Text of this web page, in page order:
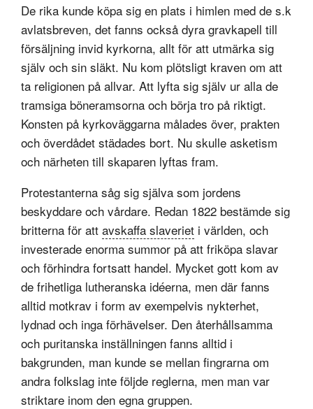
De rika kunde köpa sig en plats i himlen med de s.k
avlatsbreven, det fanns också dyra gravkapell till
försäljning invid kyrkorna, allt för att utmärka sig
själv och sin släkt. Nu kom plötsligt kraven om att
ta religionen på allvar. Att lyfta sig själv ur alla de
tramsiga böneramsorna och börja tro på riktigt.
Konsten på kyrkoväggarna målades över, prakten
och överdådet städades bort. Nu skulle asketism
och närheten till skaparen lyftas fram.
Protestanterna såg sig själva som jordens
beskyddare och vårdare. Redan 1822 bestämde sig
britterna för att avskaffa slaveriet i världen, och
investerade enorma summor på att friköpa slavar
och förhindra fortsatt handel. Mycket gott kom av
de frihetliga lutheranska idéerna, men där fanns
alltid motkrav i form av exempelvis nykterhet,
lydnad och inga förhävelser. Den återhållsamma
och puritanska inställningen fanns alltid i
bakgrunden, man kunde se mellan fingrarna om
andra folkslag inte följde reglerna, men man var
striktare inom den egna gruppen.